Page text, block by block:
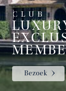
Bezoek